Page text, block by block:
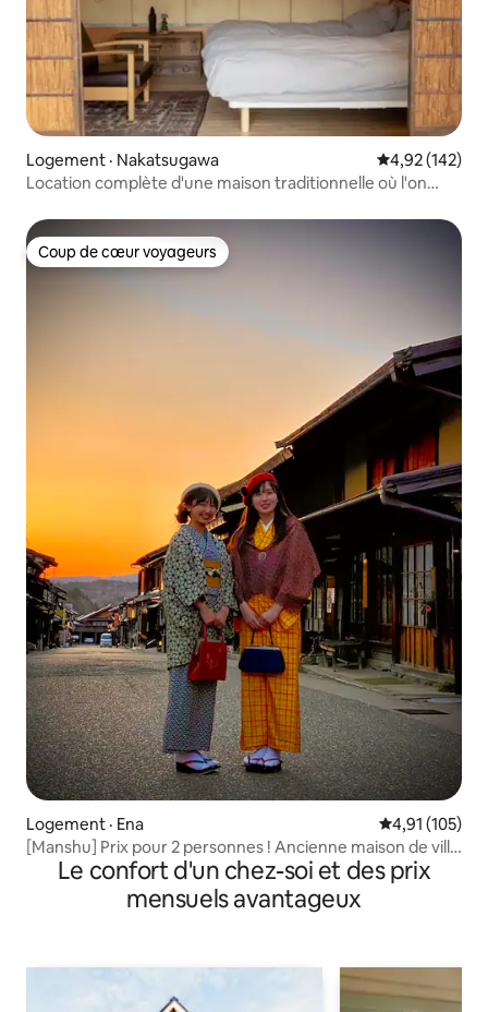
Logement · Nakatsugawa Note
4,92 (142)
Location complète d'une maison traditionnelle où l'on
maximum / Fuchimachi, Nakatsugawa / 30 minutes en
voiture de Tsumago et Gero
Coup de cœur voyageurs
Coup de cœur voyageurs
Logement · Ena Note
4,91 (105)
[Manshu] Prix pour 2 personnes ! Ancienne maison de ville
de Iwamura. Que diriez-vous de louer et de porter un
kimono rétro? (Réservation requise)
Le confort d'un chez-soi et des prix
mensuels avantageux